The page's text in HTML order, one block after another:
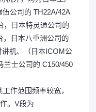
公司的 TH22A/42A
，日本特灵通公司的
，日本八重洲公司的
讲机、（日本ICOM公
兰士公司的 C150/450
作范围频率较宽，
。V段为